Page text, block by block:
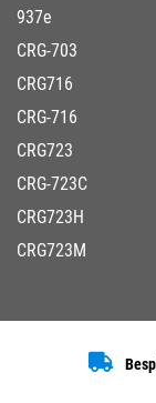
937e
CRG-703
CRG716
CRG-716
CRG723
CRG-723C
CRG723H
CRG723M